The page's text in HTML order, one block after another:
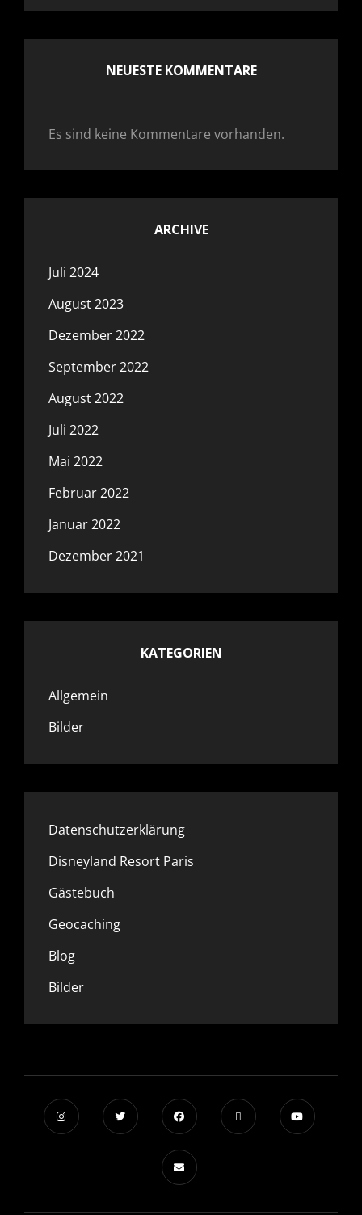
NEUESTE KOMMENTARE
Es sind keine Kommentare vorhanden.
ARCHIVE
Juli 2024
August 2023
Dezember 2022
September 2022
August 2022
Juli 2022
Mai 2022
Februar 2022
Januar 2022
Dezember 2021
KATEGORIEN
Allgemein
Bilder
Datenschutzerklärung
Disneyland Resort Paris
Gästebuch
Geocaching
Blog
Bilder